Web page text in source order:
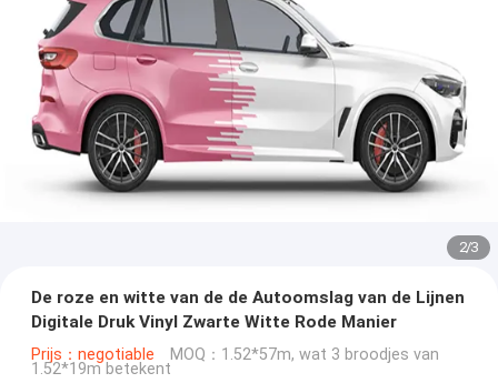
2/3
De roze en witte van de de Autoomslag van de Lijnen
Digitale Druk Vinyl Zwarte Witte Rode Manier
Prijs：negotiable MOQ：1.52*57m, wat 3 broodjes van
1.52*19m betekent